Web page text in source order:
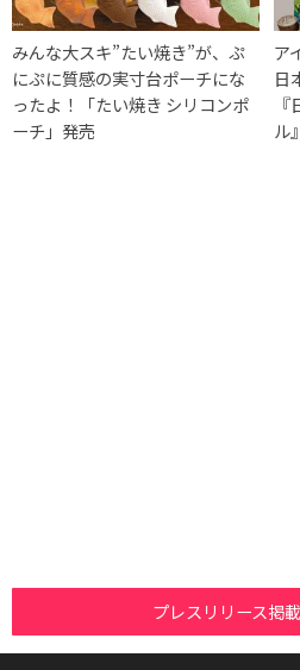
みんな大スキ”たい焼き”が、ぷ
にぷに質感の実寸台ポーチにな
ったよ！「たい焼き シリコンポ
ーチ」発売
ア
日
ル
プレスリリース掲